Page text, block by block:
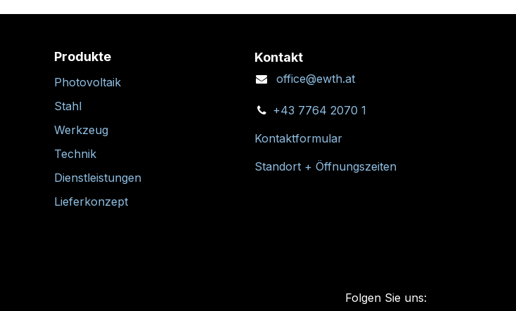
Produkte
Photovoltaik
Stahl
Werkzeug
Technik
Dienstleistungen
Lieferkonzept
Kontakt
office@ewth.at
+43 7764 2070 1
Kontaktformular
Standort + Öffnungszeiten
Folgen Sie uns: